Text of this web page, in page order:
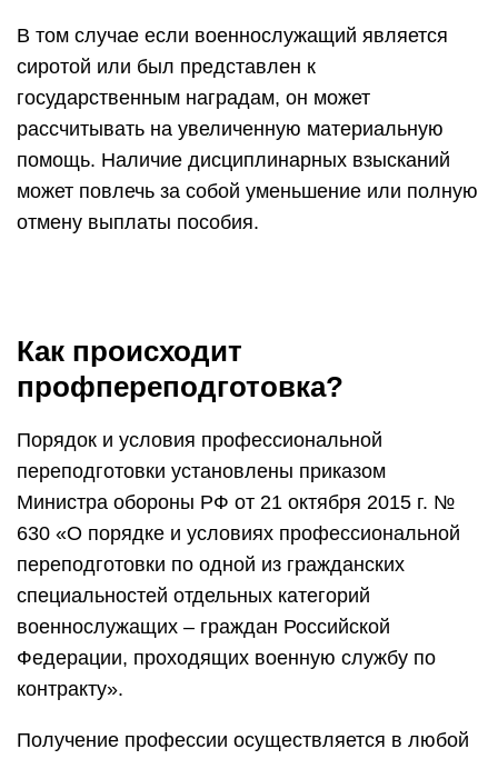
В том случае если военнослужащий является
сиротой или был представлен к
государственным наградам, он может
рассчитывать на увеличенную материальную
помощь. Наличие дисциплинарных взысканий
может повлечь за собой уменьшение или полную
отмену выплаты пособия.
Как происходит
профпереподготовка?
Порядок и условия профессиональной
переподготовки установлены приказом
Министра обороны РФ от 21 октября 2015 г. №
630 «О порядке и условиях профессиональной
переподготовки по одной из гражданских
специальностей отдельных категорий
военнослужащих – граждан Российской
Федерации, проходящих военную службу по
контракту».
Получение профессии осуществляется в любой